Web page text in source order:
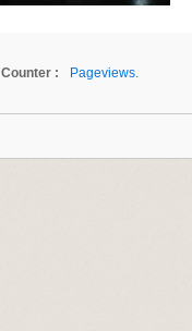
Counter :
Pageviews.